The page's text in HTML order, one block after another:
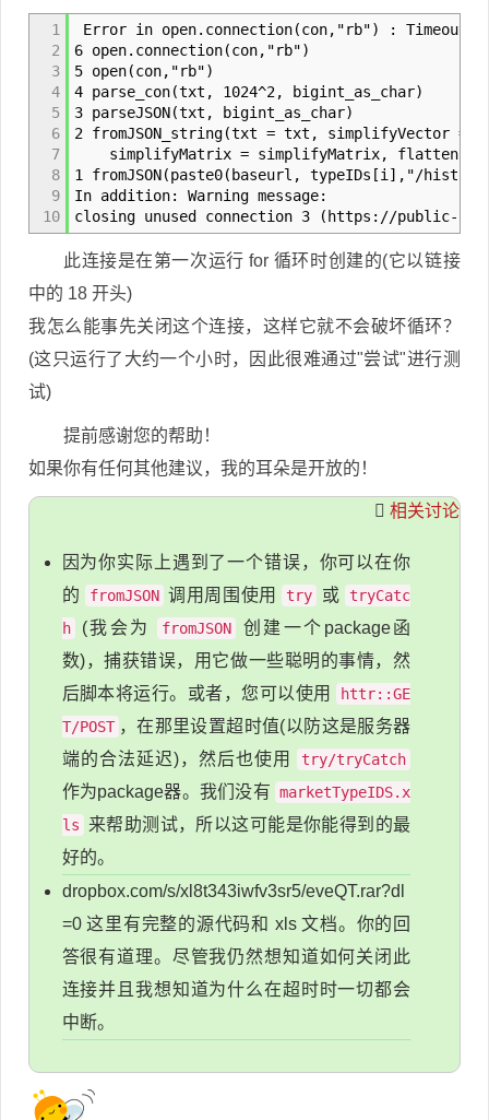
1
2
3
4
5
6
7
8
9
10
Error in open.connection(con,"rb") : Timeout
6 open.connection(con,"rb")
5 open(con,"rb")
4 parse_con(txt, 1024^2, bigint_as_char)
3 parseJSON(txt, bigint_as_char)
2 fromJSON_string(txt = txt, simplifyVector =
simplifyMatrix = simplifyMatrix, flatten
1 fromJSON(paste0(baseurl, typeIDs[i],"/
In addition: Warning message:
closing unused connection 3 (https://public-
此连接是在第一次运行 for 循环时创建的(它以链接
中的 18 开头)
我怎么能事先关闭这个连接，这样它就不会破坏循环？
(这只运行了大约一个小时，因此很难通过"尝试"进行测
试)
提前感谢您的帮助！
如果你有任何其他建议，我的耳朵是开放的！
相关讨论
因为你实际上遇到了一个错误，你可以在你
的
fromJSON 调用周围使用 try 或
tryCatc
h
(我会为 fromJSON
创建一个package函
数)，捕获错误，用它做一些聪明的事情，然
后脚本将运行。或者，您可以使用
httr::GE
T/POST ，在那里设置超时值(以防这是服务器
端的合法延迟)，然后也使用
try/tryCatch
作为package器。我们没有 marketTypeIDS.x
ls
来帮助测试，所以这可能是你能得到的最
好的。
dropbox.com/s/xl8t343iwfv3sr5/eveQT.rar?dl
=0 这里有完整的源代码和 xls 文档。你的回
答很有道理。尽管我仍然想知道如何关闭此
连接并且我想知道为什么在超时时一切都会
中断。